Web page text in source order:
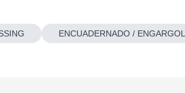
ENCUADERNADO /